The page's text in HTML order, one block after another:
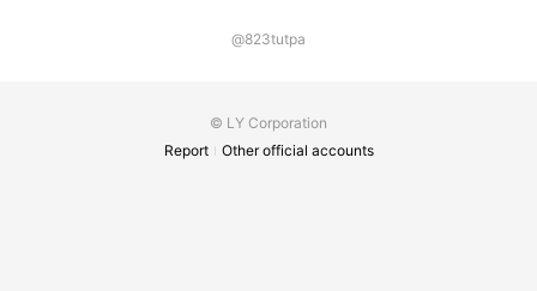
@823tutpa
© LY Corporation
Report
Other official accounts